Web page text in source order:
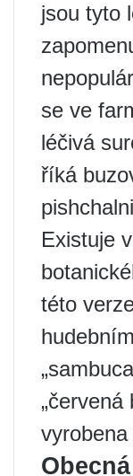
jsou tyto
se ve
léčivá
říká
Existuje
této
„červená